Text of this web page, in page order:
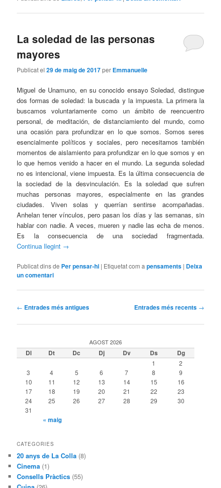
La soledad de las personas
mayores
Publicat el29 de maig de 2017per Emmanuelle
Miguel de Unamuno, en su conocido ensayo Soledad, distingue
dos formas de soledad: la buscada y la impuesta. La primera la
buscamos voluntariamente como un ámbito de reencuentro
personal, de meditación, de distanciamiento del mundo, como
una ocasión para profundizar en lo que somos. Somos seres
esencialmente políticos y sociales, pero necesitamos también
momentos de aislamiento para profundizar en lo que somos y en
lo que hemos venido a hacer en el mundo. La segunda soledad
no es intencional, viene impuesta. Es la última consecuencia de
la sociedad de la desvinculación. Es la soledad que sufren
muchas personas mayores, especialmente en las grandes
ciudades. Viven solas y querrían sentirse acompañadas.
Anhelan tener vínculos, pero pasan los días y las semanas, sin
hablar con nadie. A veces, mueren y nadie las echa de menos.
Es la consecuencia de una sociedad fragmentada.
Continua llegint →
Publicat dins de Per pensar-hi | Etiquetat com a pensaments | Deixa
un comentari
Navegació
les
← Entrades més antigues Entrades més recents →
AGOST 2026
Dl Dt Dc Dj Dv Ds Dg
1
2
3
4 5 6 7 8
9
10
11 12 13 14 15
16
17
18 19 20 21 22
23
24
25 26 27 28 29
30
31
« maig
CATEGORIES
20 anys de La Colla (8)
Cinema (1)
Consells Pràctics (55)